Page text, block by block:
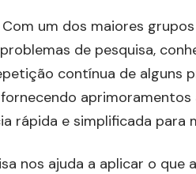
um dos maiores
de pesquisa,
contínua de alguns
rápida e simplificada para
nos ajuda a aplicar o que